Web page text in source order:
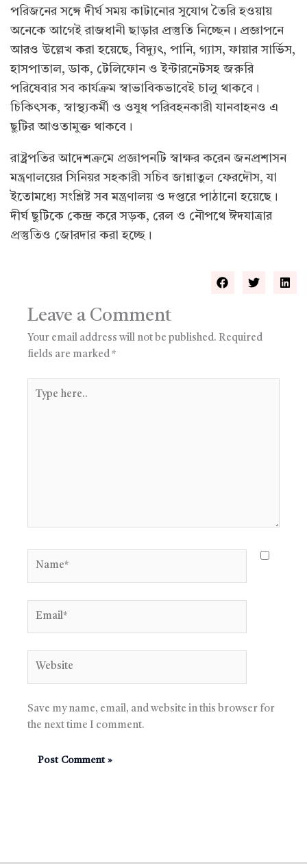
পরিজনের সঙ্গে দীর্ঘ সময় কাটানোর সুযোগ তৈরি হওয়ায়
অনেকে আগেই রাজধানী ছাড়ার প্রস্তুতি নিচ্ছেন। প্রজ্ঞাপনে
আরও উল্লেখ করা হয়েছে, বিদ্যুৎ, পানি, গ্যাস, ফায়ার সার্ভিস,
হাসপাতাল, ডাক, টেলিফোন ও ইন্টারনেটসহ জরুরি
পরিষেবার সব কার্যক্রম স্বাভাবিকভাবেই চালু থাকবে।
চিকিৎসক, স্বাস্থ্যকর্মী ও ওষুধ পরিবহনকারী যানবাহনও এ
ছুটির আওতামুক্ত থাকবে।
রাষ্ট্রপতির আদেশক্রমে প্রজ্ঞাপনটি স্বাক্ষর করেন জনপ্রশাসন
মন্ত্রণালয়ের সিনিয়র সহকারী সচিব জান্নাতুল ফেরদৌস, যা
ইতোমধ্যে সংশ্লিষ্ট সব মন্ত্রণালয় ও দপ্তরে পাঠানো হয়েছে।
দীর্ঘ ছুটিকে কেন্দ্র করে সড়ক, রেল ও নৌপথে ঈদযাত্রার
প্রস্তুতিও জোরদার করা হচ্ছে।
Leave a Comment
Your email address will not be published. Required
fields are marked *
here..
Save my name, email, and website in this browser for
the next time I comment.